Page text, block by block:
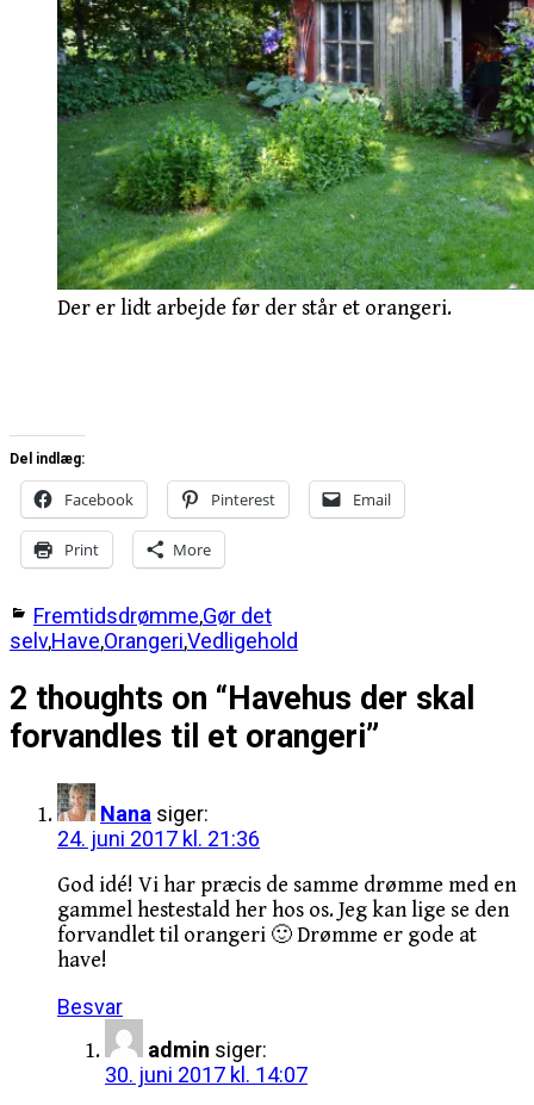
Der er lidt arbejde før der står et orangeri.
Del indlæg:
Facebook Pinterest Email
Print More
Fremtidsdrømme,Gør det
selv,Have,Orangeri,Vedligehold
2 thoughts on “Havehus der skal
forvandles til et orangeri”
Nana siger:
24. juni 2017 kl. 21:36
God idé! Vi har præcis de samme drømme med en
gammel hestestald her hos os. Jeg kan lige se den
forvandlet til orangeri 🙂 Drømme er gode at
have!
Besvar
admin siger:
30. juni 2017 kl. 14:07